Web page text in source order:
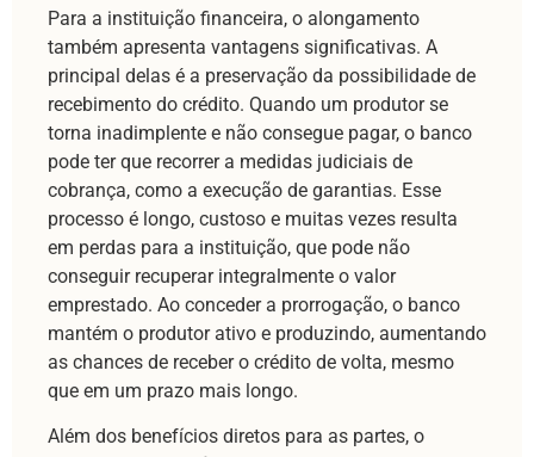
Para a instituição financeira, o alongamento
também apresenta vantagens significativas. A
principal delas é a preservação da possibilidade de
recebimento do crédito. Quando um produtor se
torna inadimplente e não consegue pagar, o banco
pode ter que recorrer a medidas judiciais de
cobrança, como a execução de garantias. Esse
processo é longo, custoso e muitas vezes resulta
em perdas para a instituição, que pode não
conseguir recuperar integralmente o valor
emprestado. Ao conceder a prorrogação, o banco
mantém o produtor ativo e produzindo, aumentando
as chances de receber o crédito de volta, mesmo
que em um prazo mais longo.
Além dos benefícios diretos para as partes, o